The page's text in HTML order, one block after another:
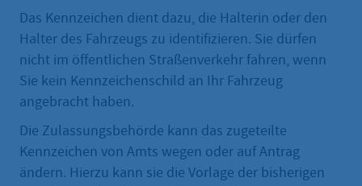
Das Kennzeichen dient dazu, die Halterin oder den
Halter des Fahrzeugs zu identifizieren. Sie dürfen
nicht im öffentlichen Straßenverkehr fahren, wenn
Sie kein Kennzeichenschild an Ihr Fahrzeug
angebracht haben.
Die Zulassungsbehörde kann das zugeteilte
Kennzeichen von Amts wegen oder auf Antrag
ändern. Hierzu kann sie die Vorlage der bisherigen